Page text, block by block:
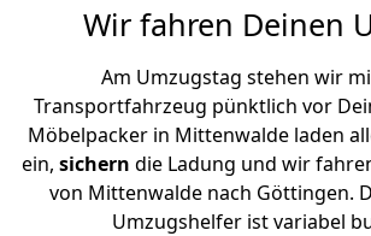
Wir fahren Deinen
Am Umzugstag stehen wir
Transportfahrzeug pünktlich vor
Möbelpacker in Mittenwalde laden
ein, sichern die Ladung und wir
von Mittenwalde nach Göttingen.
Umzugshelfer ist variabel